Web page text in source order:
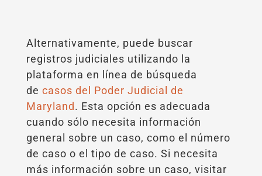
Alternativamente, puede buscar
registros judiciales utilizando la
plataforma en línea de búsqueda
de casos del Poder Judicial de
Maryland. Esta opción es adecuada
cuando sólo necesita información
general sobre un caso, como el número
de caso o el tipo de caso. Si necesita
más información sobre un caso, visitar